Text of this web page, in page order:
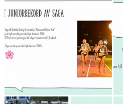
FUNKTIONÄR
BILDGALLERI